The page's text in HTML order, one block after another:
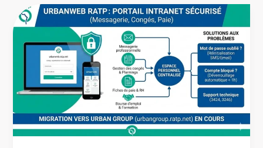
Numérique)
:
accès
fonctionnalités